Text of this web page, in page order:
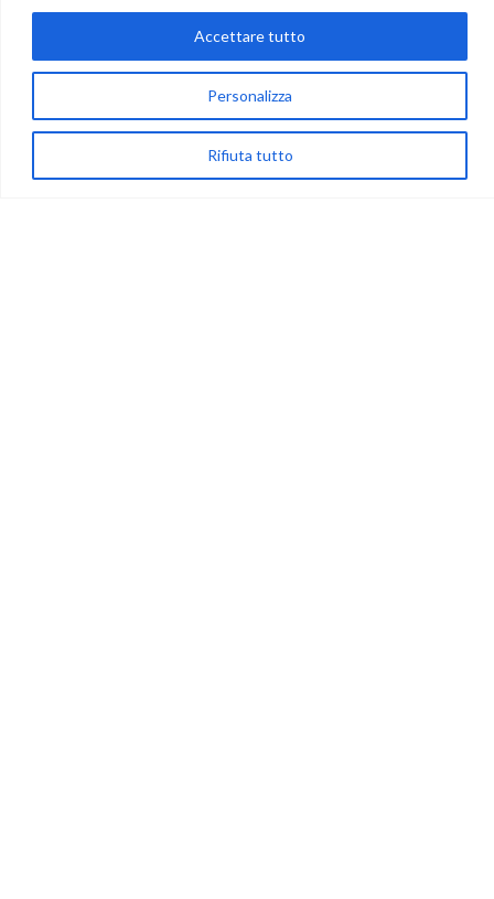
Personalizza
Rifiuta tutto
Accettare tutto
83024 Monteforte Irpino (AV)
(+39) 081-7777233
info@ideepercreare.it